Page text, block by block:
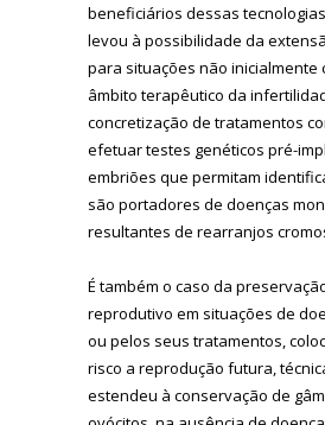
beneficiários dessas
levou à possibilidade da
para situações não inicialmente
âmbito terapêutico da
concretização de tratamentos
efetuar testes genéticos pré-
embriões que permitam
são portadores de doenças
resultantes de rearranjos
É também o caso da
reprodutivo em situações de
ou pelos seus tratamentos,
risco a reprodução futura,
estendeu à conservação de